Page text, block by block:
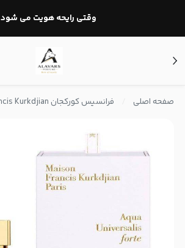
وقتی رایحه هویت می شود
صفحه اصلی فرانسیس کورکجان Francis Kurkdjian